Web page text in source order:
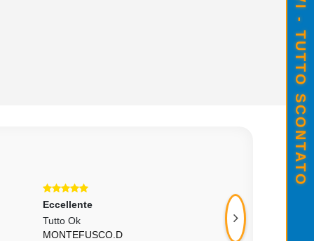
Eccellente
Tutto Ok
MONTEFUSCO.D
Eccellente
Ok
429MARCO